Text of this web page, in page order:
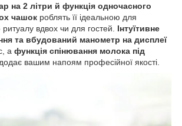
на 2 літри й функція одночасного
чашок роблять її ідеальною для
вдвох чи для гостей. Інтуїтивне
та вбудований манометр на дисплеї
а функція спінювання молока під
додає вашим напоям професійної якості.